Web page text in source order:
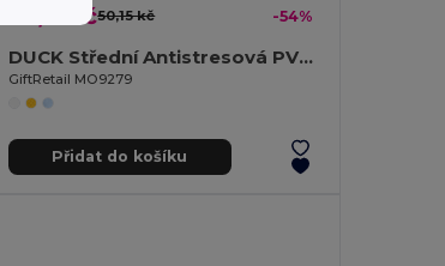
23,11 kč50,15 kč -54%
DUCK Střední Antistresová PVC Kachnička
GiftRetail MO9279
Přidat do košíku